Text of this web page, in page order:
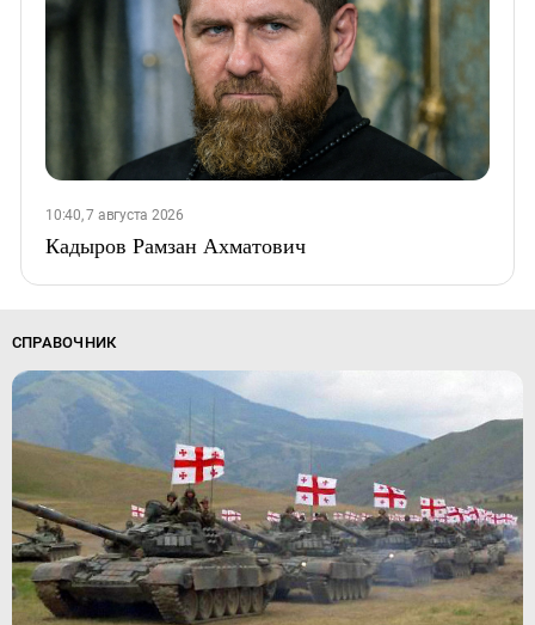
10:40, 7 августа 2026
Кадыров Рамзан Ахматович
СПРАВОЧНИК